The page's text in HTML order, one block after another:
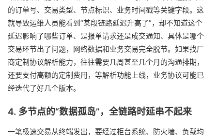
的订单号、交易类型、节点标识、业务时间戳等关键字段。这
就导致运维人员能看到“某段链路延迟升高了”，却不知道这个
延迟影响了哪些订单、是报单请求还是成交通知、具体是哪个
交易环节出了问题，网络数据和业务交易完全脱节。如果找厂
商定制协议解析能力，往往需要几周甚至几个月的沟通排期，
还要支付高额的定制费用，等解析功能上线，业务协议可能已
经迭代了好几个版本。
4. 多节点的“数据孤岛”，全链路时延串不起来
一笔极速交易从终端发出，要经过柜台系统、防火墙、负载均